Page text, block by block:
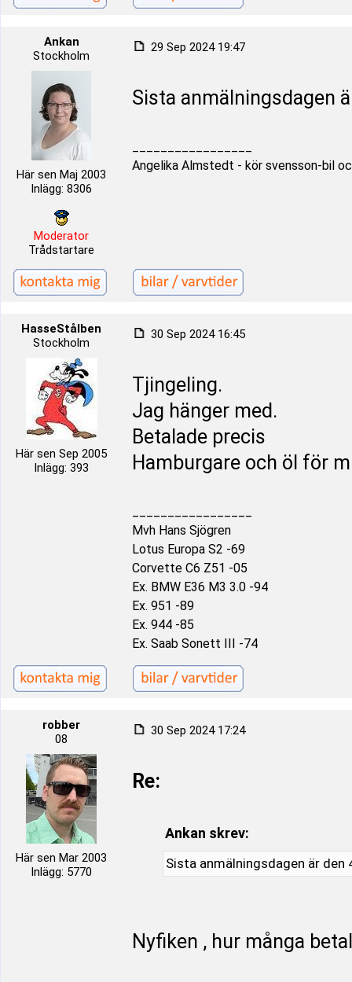
Ankan
Stockholm
Här sen Maj 2003
Inlägg: 8306
Moderator
Trådstartare
29 Sep 2024 19:47
Sista anmälningsdagen
Angelika Almstedt - kör svensson-bil
HasseStålben
Stockholm
Här sen Sep 2005
Inlägg: 393
30 Sep 2024 16:45
Tjingeling.
Jag hänger med.
Betalade precis
Hamburgare och öl för
Mvh Hans Sjögren
Lotus Europa S2 -69
Corvette C6 Z51 -05
Ex. BMW E36 M3 3.0 -94
Ex. 951 -89
Ex. 944 -85
Ex. Saab Sonett III -74
robber
08
Här sen Mar 2003
Inlägg: 5770
30 Sep 2024 17:24
Re:
Ankan skrev:
Sista anmälningsdagen är
Nyfiken , hur många